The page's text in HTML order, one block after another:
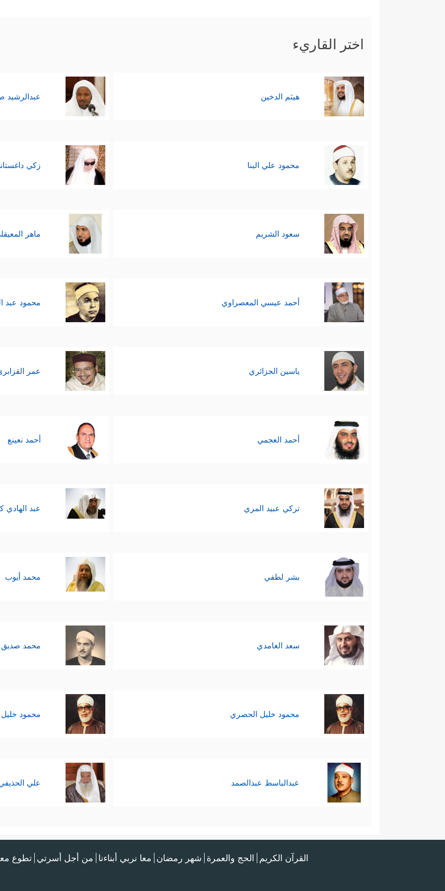
إِذࣰا لَّذَهَبَ كُلُّ إِلَـٰهِۭ بِمَا خَلَقَ وَلَعَلَا بَعۡضُهُمۡ عَلَىٰ بَعۡضࣲۚ سُبۡحَـٰنَ ٱللَّهِ عَمَّا یَصِفُونَ
كلَّ هذا الكون، فما موقع الشريك، سواء كان ابنًا له، أو وثَنًا يُعبد معه؟ تبارك الله
خامسًا: يُوصِي الله ـ نبيَّه الكريم
وكلَّ داعيةٍ مِن بعده بالحلم عليهم، وأن يدفع
فَلَا تَجۡعَلۡنِی فِی ٱلۡقَوۡمِ ٱلظَّـٰلِمِینَ
وَإِنَّا عَلَىٰۤ أَن نُّرِیَكَ مَا نَعِدُهُمۡ لَقَـٰدِرُونَ﴿٩٥﴾ ٱدۡفَعۡ بِٱلَّتِی هِیَ أَحۡسَنُ
رَّبِّ أَعُوذُ بِكَ مِنۡ هَمَزَ ٰ⁠تِ ٱلشَّیَـٰطِینِ
اختر القاريء
هيثم الدخين عبدالرشيد
محمود علي البنا زكي
سعود الشريم ماهر
أحمد عيسي المعصراوي محمود عبد
ياسين الجزائري عمر
أحمد العجمي أحمد نعينع
تركي عبيد المري عبد الهادي
بشر لطفي محمد أيوب
سعد الغامدي محمد صديق
محمود خليل الحصري محمود
عبدالباسط عبدالصمد علي
القرآن الكريم الحج والعمرة شهر رمضان معا نربي أبناءنا من أجل أسرتي تطوع